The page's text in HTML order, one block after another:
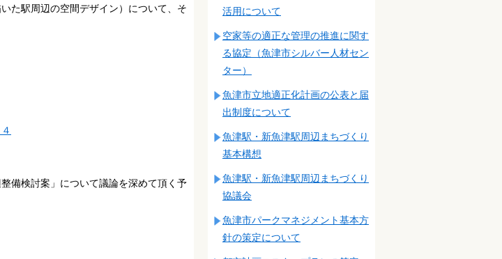
いた駅周辺の空間デザイン）について、そ
備検討案」について議論を深めて頂く予
活用について
空家等の適正な管理の推進に関す
る協定（魚津市シルバー人材セン
ター）
魚津市立地適正化計画の公表と届
出制度について
魚津駅・新魚津駅周辺まちづくり
基本構想
魚津駅・新魚津駅周辺まちづくり
協議会
魚津市パークマネジメント基本方
針の策定について